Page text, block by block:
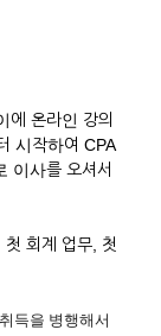
에 온라인 강의
시작하여 CPA
이사를 오셔서
회계 업무, 첫
득을 병행해서